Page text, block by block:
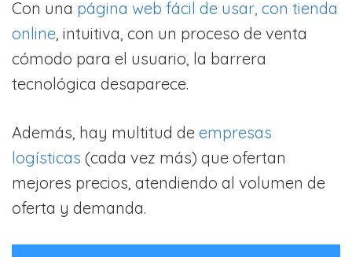
Con una página web fácil de usar, con tienda
online , intuitiva, con un proceso de venta
cómodo para el usuario, la barrera
tecnológica desaparece.
Además, hay multitud de empresas
logísticas (cada vez más) que ofertan
mejores precios, atendiendo al volumen de
oferta y demanda.